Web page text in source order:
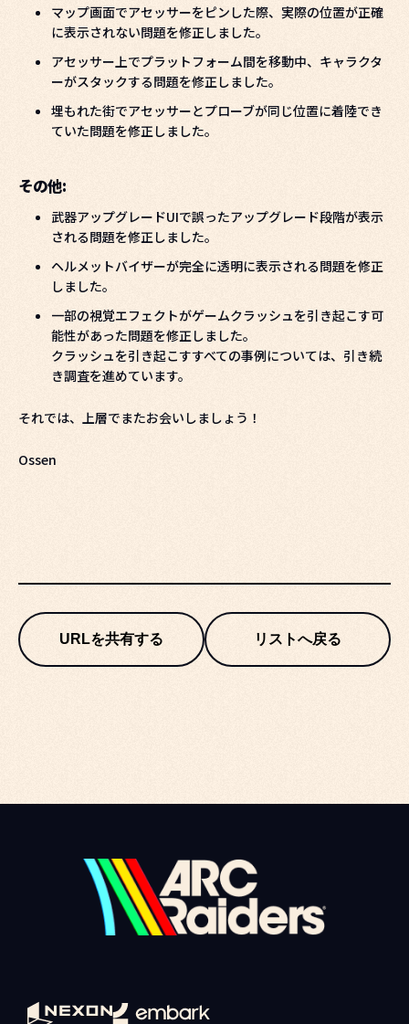
マップ画面でアセッサーをピンした際、実際の位置が正確
に表示されない問題を修正しました。
アセッサー上でプラットフォーム間を移動中、キャラクタ
ーがスタックする問題を修正しました。
埋もれた街でアセッサーとプローブが同じ位置に着陸でき
ていた問題を修正しました。
その他:
武器アップグレードUIで誤ったアップグレード段階が表示
される問題を修正しました。
ヘルメットバイザーが完全に透明に表示される問題を修正
しました。
一部の視覚エフェクトがゲームクラッシュを引き起こす可
能性があった問題を修正しました。
クラッシュを引き起こすすべての事例については、引き続
き調査を進めています。
それでは、上層でまたお会いしましょう！
Ossen
URLを共有する リストへ戻る